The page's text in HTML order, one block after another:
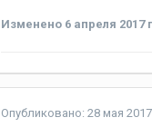
Изменено 6 апреля 2017
Опубликовано: 28 мая 2017